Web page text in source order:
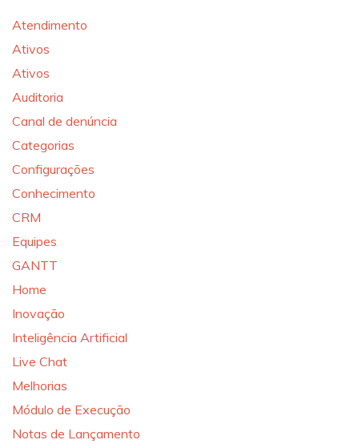
Atendimento
Ativos
Ativos
Auditoria
Canal de denúncia
Categorias
Configurações
Conhecimento
CRM
Equipes
GANTT
Home
Inovação
Inteligência Artificial
Live Chat
Melhorias
Módulo de Execução
Notas de Lançamento